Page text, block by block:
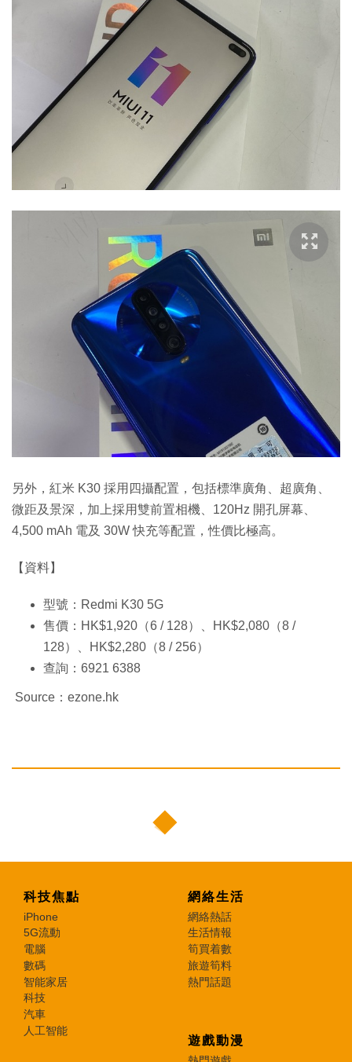
另外，紅米 K30 採用四攝配置，包括標準廣角、超廣角、
微距及景深，加上採用雙前置相機、120Hz 開孔屏幕、
4,500 mAh 電及 30W 快充等配置，性價比極高。
【資料】
型號：Redmi K30 5G
售價：HK$1,920（6 / 128）、HK$2,080（8 /
128）、HK$2,280（8 / 256）
查詢：6921 6388
Source：ezone.hk
科技焦點
iPhone
5G流動
電腦
數碼
智能家居
科技
汽車
人工智能
網絡生活
網絡熱話
生活情報
筍買着數
旅遊筍料
熱門話題
遊戲動漫